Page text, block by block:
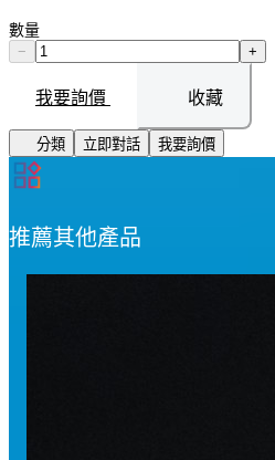
數量
− +
我要詢價 收藏
分類 立即對話 我要詢價
推薦其他產品